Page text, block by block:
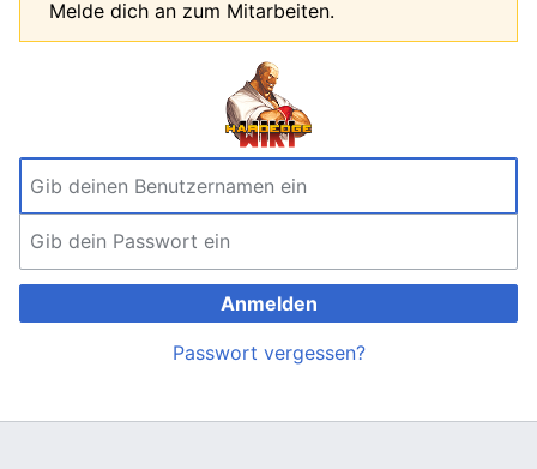
Melde dich an zum Mitarbeiten.
Anmelden
Passwort vergessen?